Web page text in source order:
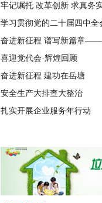
学习贯彻党的二十届四中全
喜迎党代会·辉煌回顾
奋进新征程 建功在岳塘
安全生产大排查大整治
扎实开展企业服务年行动